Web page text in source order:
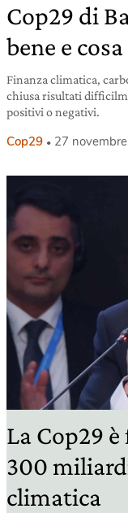
Cop29 di
bene e
Finanza climatica,
chiusa risultati
positivi o negativi.
Cop29 27
La Cop29
300
climatica